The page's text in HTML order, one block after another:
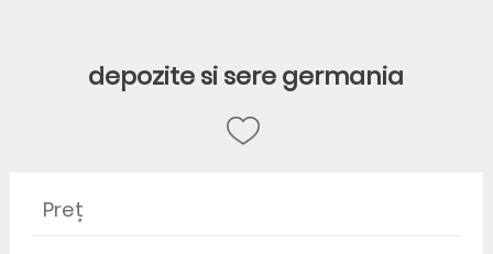
depozite si sere germania
Preț